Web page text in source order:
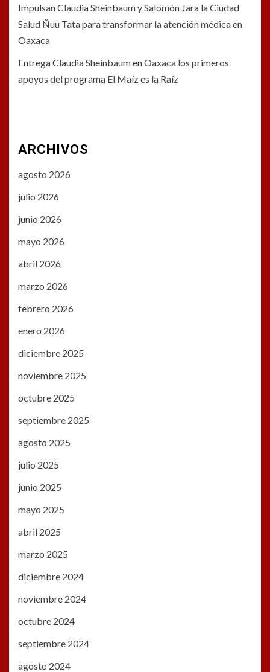
Impulsan Claudia Sheinbaum y Salomón Jara la Ciudad
Salud Ñuu Tata para transformar la atención médica en
Oaxaca
Entrega Claudia Sheinbaum en Oaxaca los primeros
apoyos del programa El Maíz es la Raíz
ARCHIVOS
agosto 2026
julio 2026
junio 2026
mayo 2026
abril 2026
marzo 2026
febrero 2026
enero 2026
diciembre 2025
noviembre 2025
octubre 2025
septiembre 2025
agosto 2025
julio 2025
junio 2025
mayo 2025
abril 2025
marzo 2025
diciembre 2024
noviembre 2024
octubre 2024
septiembre 2024
agosto 2024